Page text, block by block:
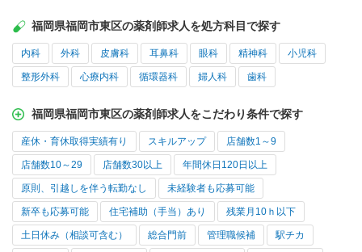
福岡県福岡市東区の薬剤師求人を処方科目で探す
内科 外科 皮膚科 耳鼻科 眼科 精神科 小児科
整形外科 心療内科 循環器科 婦人科 歯科
福岡県福岡市東区の薬剤師求人をこだわり条件で探す
産休・育休取得実績有り スキルアップ 店舗数1～9
店舗数10～29 店舗数30以上 年間休日120日以上
原則、引越しを伴う転勤なし 未経験者も応募可能
新卒も応募可能 住宅補助（手当）あり 残業月10ｈ以下
土日休み（相談可含む） 総合門前 管理職候補 駅チカ